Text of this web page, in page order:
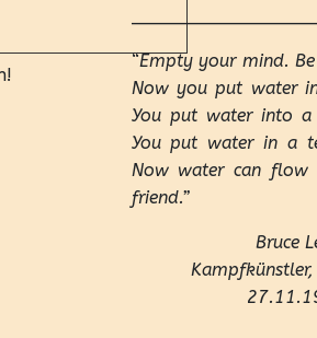
“Empty your mind.
Now you put water
You put water into
You put water in a
Now water can
friend.”
Bruce